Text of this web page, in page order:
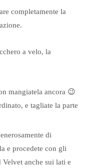
completamente la
a velo, la
mangiatela ancora 😉
e tagliate la parte
di
e procedete con gli
anche sui lati e